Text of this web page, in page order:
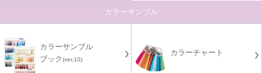
カラーサンプル
カラーサンプル
ブック(ver.10)
カラーチャート